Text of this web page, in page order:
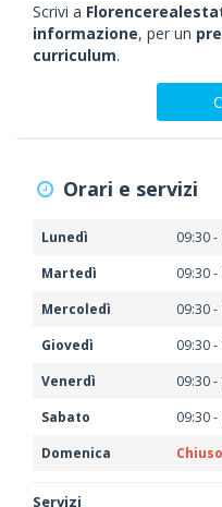
Scrivi a
informazione, per un
curriculum.
Orari e servizi
Lunedì
09:30
Martedì
09:30
Mercoledì
09:30
Giovedì
09:30
Venerdì
09:30
Sabato
09:30
Domenica
Chiuso
Servizi